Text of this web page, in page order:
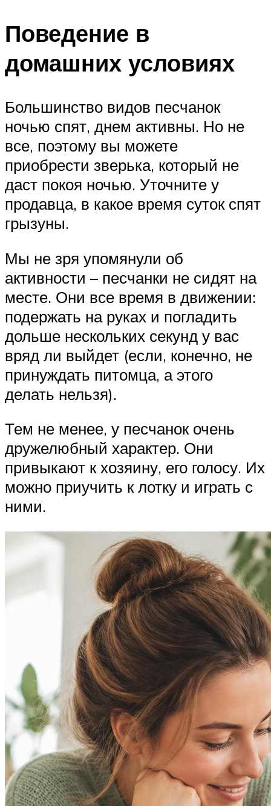
Поведение в
домашних условиях
Большинство видов песчанок
ночью спят, днем активны. Но не
все, поэтому вы можете
приобрести зверька, который не
даст покоя ночью. Уточните у
продавца, в какое время суток спят
грызуны.
Мы не зря упомянули об
активности – песчанки не сидят на
месте. Они все время в движении:
подержать на руках и погладить
дольше нескольких секунд у вас
вряд ли выйдет (если, конечно, не
принуждать питомца, а этого
делать нельзя).
Тем не менее, у песчанок очень
дружелюбный характер. Они
привыкают к хозяину, его голосу. Их
можно приучить к лотку и играть с
ними.